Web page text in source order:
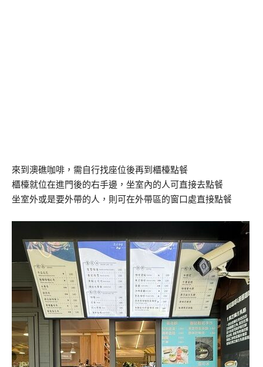
來到澳礁咖啡，需自行找座位後再到櫃檯點餐
櫃檯就位在進門後的右手邊，坐室內的人可直接去點餐
坐室外或是要外帶的人，則可在外帶區的窗口處直接點餐